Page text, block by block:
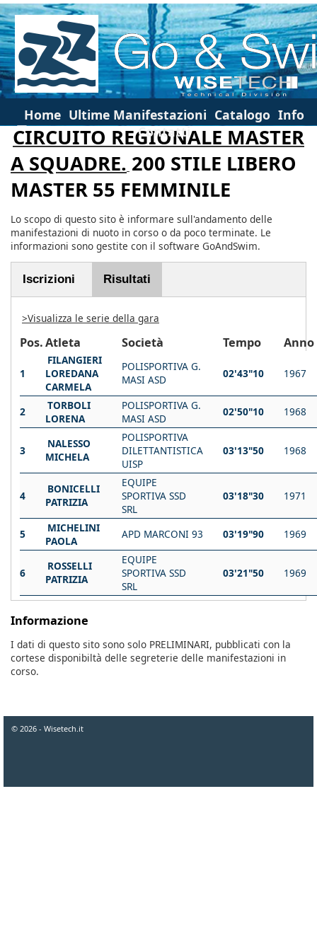
Home Ultime Manifestazioni Catalogo Info
Contatti
CIRCUITO REGIONALE MASTER
A SQUADRE. 200 STILE LIBERO
MASTER 55 FEMMINILE
Lo scopo di questo sito è informare sull'andamento delle
manifestazioni di nuoto in corso o da poco terminate. Le
informazioni sono gestite con il software GoAndSwim.
Iscrizioni Risultati
>Visualizza le serie della gara
Pos.Atleta Società Tempo Anno
1
FILANGIERI
LOREDANA
CARMELA
POLISPORTIVA G.
MASI ASD
02'43"10 1967
2
TORBOLI
LORENA
POLISPORTIVA G.
MASI ASD
02'50"10 1968
3
NALESSO
MICHELA
POLISPORTIVA
DILETTANTISTICA
UISP
03'13"50 1968
4
BONICELLI
PATRIZIA
EQUIPE
SPORTIVA SSD
SRL
03'18"30 1971
5
MICHELINI
PAOLA
APD MARCONI 93 03'19"90 1969
6
ROSSELLI
PATRIZIA
EQUIPE
SPORTIVA SSD
SRL
03'21"50 1969
Informazione
I dati di questo sito sono solo PRELIMINARI, pubblicati con la
cortese disponibiltà delle segreterie delle manifestazioni in
corso.
© 2026 - Wisetech.it